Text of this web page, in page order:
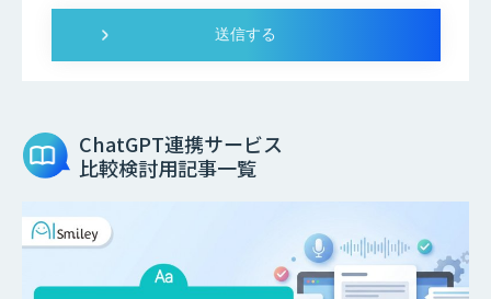
ChatGPT連携サービス
比較検討用記事一覧